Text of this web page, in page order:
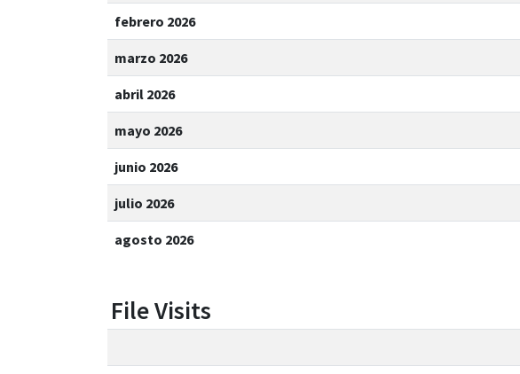
febrero 2026
marzo 2026
abril 2026
mayo 2026
junio 2026
julio 2026
agosto 2026
File Visits